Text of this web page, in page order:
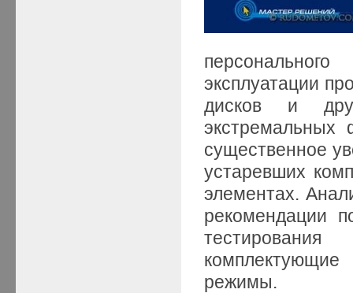
эксплуатации
дисков и
экстремальных
существенное
устаревших
элементах.
рекомендации
режимы.